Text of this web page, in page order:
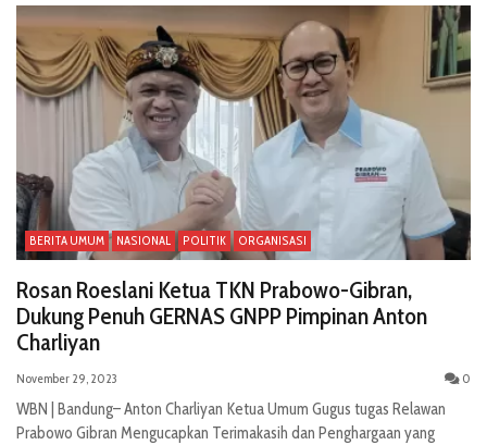
BERITA UMUM NASIONAL POLITIK ORGANISASI
Rosan Roeslani Ketua TKN Prabowo-Gibran,
Dukung Penuh GERNAS GNPP Pimpinan Anton
Charliyan
November 29, 2023 0
WBN | Bandung– Anton Charliyan Ketua Umum Gugus tugas Relawan
Prabowo Gibran Mengucapkan Terimakasih dan Penghargaan yang